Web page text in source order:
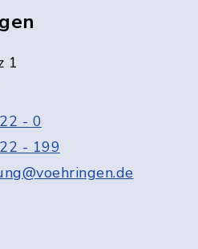
1
- 0
- 199